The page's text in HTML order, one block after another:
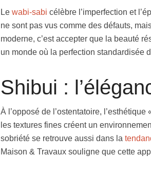
Le wabi-sabi célèbre l’imperfection et
ne sont pas vus comme des défauts,
moderne, c’est accepter que la beauté
un monde où la perfection standardisée
Shibui :
À l’opposé de l’ostentatoire,
les textures fines créent un
sobriété se retrouve aussi dans la
Maison & Travaux souligne que cette